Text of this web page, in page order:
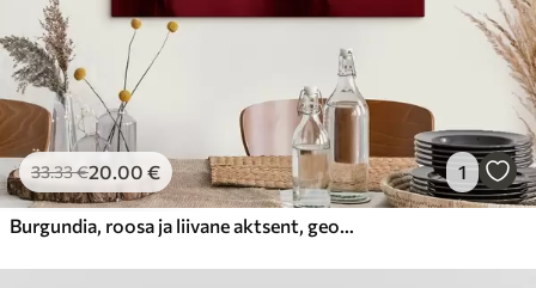
33.33€20.00 € 1
Burgundia, roosa ja liivane aktsent, geomeetriline stiil